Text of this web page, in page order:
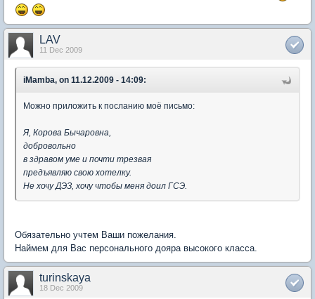
LAV
11 Dec 2009
iMamba, on 11.12.2009 - 14:09:
Можно приложить к посланию моё письмо:
Я, Корова Бычаровна,
добровольно
в здравом уме и почти трезвая
предъявляю свою хотелку.
Не хочу ДЭЗ, хочу чтобы меня доил ГСЭ.
Обязательно учтем Ваши пожелания.
Наймем для Вас персонального дояра высокого класса.
turinskaya
18 Dec 2009